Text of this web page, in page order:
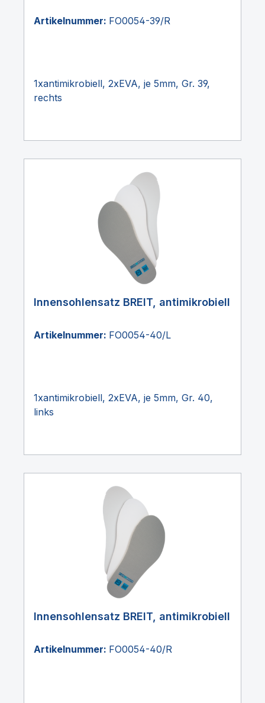
Artikelnummer: FO0054-39/R
1xantimikrobiell, 2xEVA, je 5mm, Gr. 39,
rechts
Innensohlensatz BREIT, antimikrobiell
Artikelnummer: FO0054-40/L
1xantimikrobiell, 2xEVA, je 5mm, Gr. 40,
links
Innensohlensatz BREIT, antimikrobiell
Artikelnummer: FO0054-40/R